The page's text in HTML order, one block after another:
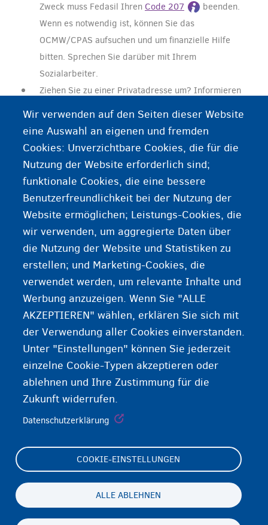
Zweck muss Fedasil Ihren Code 207
beenden.
Wenn es notwendig ist, können Sie das
OCMW/CPAS aufsuchen und um finanzielle Hilfe
bitten. Sprechen Sie darüber mit Ihrem
Sozialarbeiter.
Ziehen Sie zu einer Privatadresse um? Informieren
Sie die Asyldienste mit dem Formular
„Adressänderung“
über Ihre neue Adresse.
Nach Arbeit suchen
Einer Krankenkasse beitreten
Ein Bankkonto eröffnen
Soziale Unterstützung vom OCMW/CPAS
Wir verwenden auf den Seiten dieser Website
eine Auswahl an eigenen und fremden
Cookies: Unverzichtbare Cookies, die für die
Nutzung der Website erforderlich sind;
funktionale Cookies, die eine bessere
Benutzerfreundlichkeit bei der Nutzung der
Website ermöglichen; Leistungs-Cookies, die
wir verwenden, um aggregierte Daten über
die Nutzung der Website und Statistiken zu
erstellen; und Marketing-Cookies, die
verwendet werden, um relevante Inhalte und
Werbung anzuzeigen. Wenn Sie "ALLE
AKZEPTIEREN" wählen, erklären Sie sich mit
der Verwendung aller Cookies einverstanden.
Unter "Einstellungen" können Sie jederzeit
einzelne Cookie-Typen akzeptieren oder
ablehnen und Ihre Zustimmung für die
Zukunft widerrufen.
Datenschutzerklärung
COOKIE-EINSTELLUNGEN
ALLE ABLEHNEN
Footer
(menu)
Cookie Settings